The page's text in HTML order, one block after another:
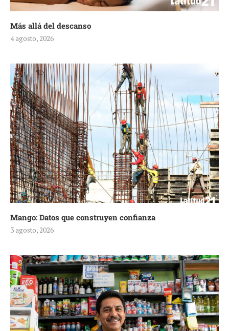
Más allá del descanso
4 agosto, 2026
Mango: Datos que construyen confianza
3 agosto, 2026